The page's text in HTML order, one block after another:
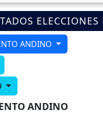
ANDINO
ANDINO